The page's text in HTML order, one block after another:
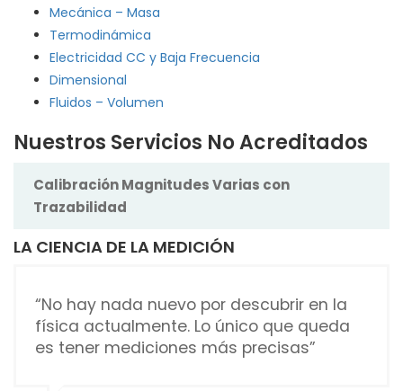
Mecánica – Masa
Termodinámica
Electricidad CC y Baja Frecuencia
Dimensional
Fluidos – Volumen
Nuestros Servicios No Acreditados
Calibración Magnitudes Varias con
Trazabilidad
LA CIENCIA DE LA MEDICIÓN
“No hay nada nuevo por descubrir en la
física actualmente. Lo único que queda
es tener mediciones más precisas”